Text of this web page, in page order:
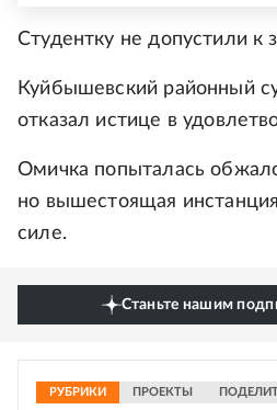
Студентку не допустили к
Куйбышевский районный
отказал истице в
Омичка попыталась
но вышестоящая
силе.
Станьте нашим
РУБРИКИ ПРОЕКТЫ